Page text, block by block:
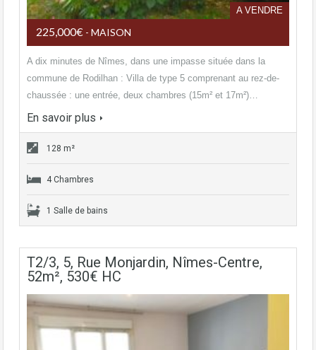
A VENDRE
225,000€ - MAISON
A dix minutes de Nîmes, dans une impasse située dans la
commune de Rodilhan : Villa de type 5 comprenant au rez-de-
chaussée : une entrée, deux chambres (15m² et 17m²)…
En savoir plus
128 m²
4 Chambres
1 Salle de bains
T2/3, 5, Rue Monjardin, Nîmes-Centre,
52m², 530€ HC